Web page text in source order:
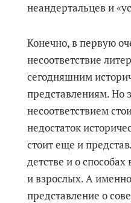
неандертальцев и
Конечно, в первую
несоответствие
сегодняшним
представлениям. Но
несоответствием
недостаток
стоит еще и
детстве и о
и взрослых. А
представление о